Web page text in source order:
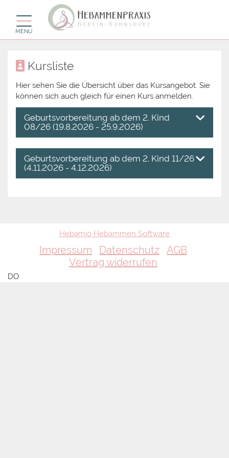
Toggle navigation
MENU
Kursliste
Hier sehen Sie die Übersicht über das Kursangebot. Sie
können sich auch gleich für einen Kurs anmelden.
Geburtsvorbereitung ab dem 2. Kind
08/26 (19.8.2026 - 25.9.2026)
Geburtsvorbereitung ab dem 2. Kind 11/26
(4.11.2026 - 4.12.2026)
Hebamio Hebammen Software
Impressum Datenschutz
AGB
Vertrag widerrufen
DO